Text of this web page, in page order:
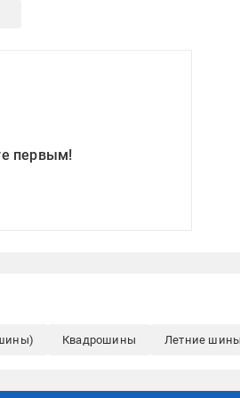
первым!
Квадрошины Летние